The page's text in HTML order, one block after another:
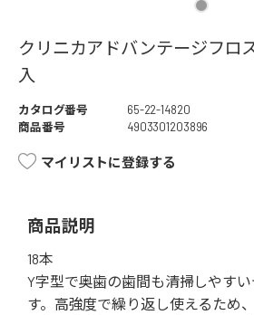
クリニカアドバンテージフロ
入
カタログ番号
65-22-14820
商品番号
4903301203896
マイリストに登録する
商品説明
18本
Y字型で奥歯の歯間も清掃しやす
す。高強度で繰り返し使えるため